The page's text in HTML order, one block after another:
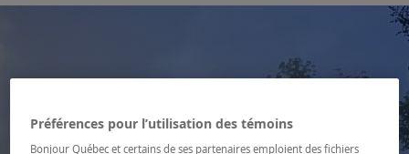
Préférences pour l’utilisation des témoins
Bonjour Québec et certains de ses partenaires emploient des fichiers